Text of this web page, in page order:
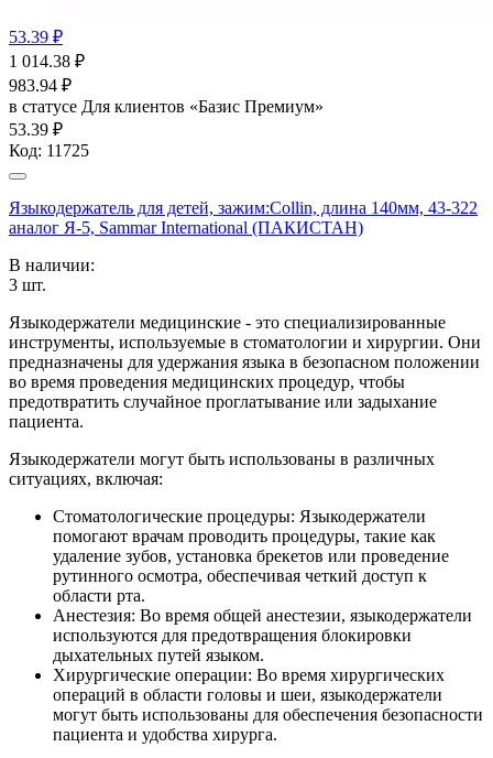
53.39 ₽
1 014.38 ₽
983.94 ₽
в статусе Для клиентов «Базис Премиум»
53.39 ₽
Код: 11725
Языкодержатель для детей, зажим:Collin, длина 140мм, 43-322
аналог Я-5, Sammar International (ПАКИСТАН)
В наличии:
3 шт.
Языкодержатели медицинские - это специализированные
инструменты, используемые в стоматологии и хирургии. Они
предназначены для удержания языка в безопасном положении
во время проведения медицинских процедур, чтобы
предотвратить случайное проглатывание или задыхание
пациента.
Языкодержатели могут быть использованы в различных
ситуациях, включая:
Стоматологические процедуры: Языкодержатели
помогают врачам проводить процедуры, такие как
удаление зубов, установка брекетов или проведение
рутинного осмотра, обеспечивая четкий доступ к
области рта.
Анестезия: Во время общей анестезии, языкодержатели
используются для предотвращения блокировки
дыхательных путей языком.
Хирургические операции: Во время хирургических
операций в области головы и шеи, языкодержатели
могут быть использованы для обеспечения безопасности
пациента и удобства хирурга.